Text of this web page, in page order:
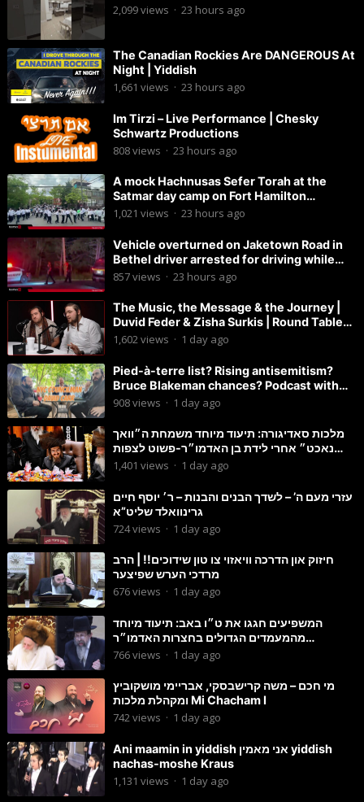
2,099views · 23 hours ago
The Canadian Rockies Are DANGEROUS At
Night | Yiddish
1,661 views · 23 hours ago
Im Tirzi – Live Performance | Chesky
Schwartz Productions
808views · 23 hours ago
A mock Hachnusas Sefer Torah at the
Satmar day camp on Fort Hamilton
Parkway.
1,021 views · 23 hours ago
Vehicle overturned on Jaketown Road in
Bethel driver arrested for driving while
intoxicated.
857views · 23 hours ago
The Music, the Message & the Journey |
Duvid Feder & Zisha Surkis | Round Table
#11
1,602views · 1 day ago
Pied-à-terre list? Rising antisemitism?
Bruce Blakeman chances? Podcast with
Councilman David Carr!
908views · 1 day ago
מלכות סאדיגורה: תיעוד מיוחד משמחת ה״וואך
נאכט״ אחרי לידת בן האדמו״ר-פשוט לצפות
ולהנות
1,401 views · 1 day ago
עזרי מעם ה’ – לשדך הבנים והבנות – ר׳ יוסף חיים
גרינוואלד שליט”א
724views · 1 day ago
חיזוק און הדרכה וויאזוי צו טון שידוכים!! | הרב
מרדכי הערש שפיצער
676views · 1 day ago
המשפיעים חגגו את ט״ו באב: תיעוד מיוחד
מהמעמדים הגדולים בחצרות האדמו״ר
מסטוטשין והגרי״מ מורגשטרן
766views · 1 day ago
מי חכם – משה קרישבסקי, אבריימי מושקוביץ
ומקהלת מלכות Mi Chacham I
742views · 1 day ago
Ani maamin in yiddish אני מאמין yiddish
nachas-moshe Kraus
1,131 views · 1 day ago